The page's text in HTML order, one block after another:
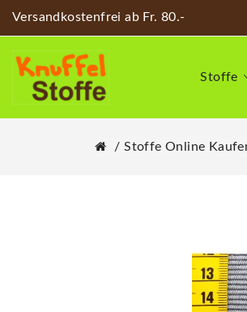
Versandkostenfrei ab Fr. 80.-
Stoffe
Stoffe Online